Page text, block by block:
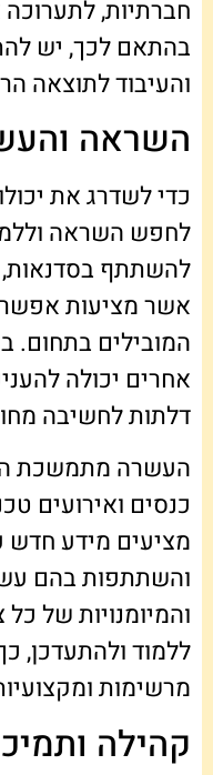
חברתיות,
בהתאם לכך, יש
והעיבוד לתוצאה
השראה
כדי לשדרג את
לחפש השראה
להשתתף בסדנאות,
אשר מציעות
המובילים בתחום.
אחרים יכולה
דלתות לחשיבה
העשרה מתמשכת
כנסים ואירועים
מציעים מידע חדש
והשתתפות בהם
והמיומנויות של
ללמוד ולהתעדכן,
מרשימות
קהילה